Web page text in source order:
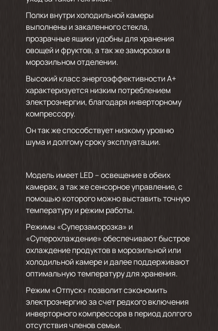
Полки внутри холодильной камеры
выполнены и закаленного стекла,
прозрачные ящики удобны для хранения
овощей и фруктов, а так же заморозки в
морозильном отделении.
Высокий класс энергоэффективности А+
характеризуется низким потреблением
электроэнергии, благодаря инверторному
компрессору.
Он так же способствует низкому уровню
шума и долгому сроку эксплуатации.
Модель имеет LED – освещение в обеих
камерах, а так же сенсорное управление, с
помощью которого можно выставить точную
температуру и режим работы.
Режимы «Суперзаморозка» и
«Суперохлаждение» обеспечивают быстрое
охлаждение продуктов в морозильной или
холодильной камере и далее поддерживают
оптимальную температуру для хранения.
Режим «Отпуск» позволит сэкономить
электроэнергию за счет редкого включения
инверторного компрессора в период долгого
отсутствия членов семьи.